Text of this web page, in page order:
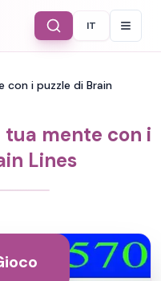
Select
IT
con i puzzle di Brain
tua mente con i
Lines